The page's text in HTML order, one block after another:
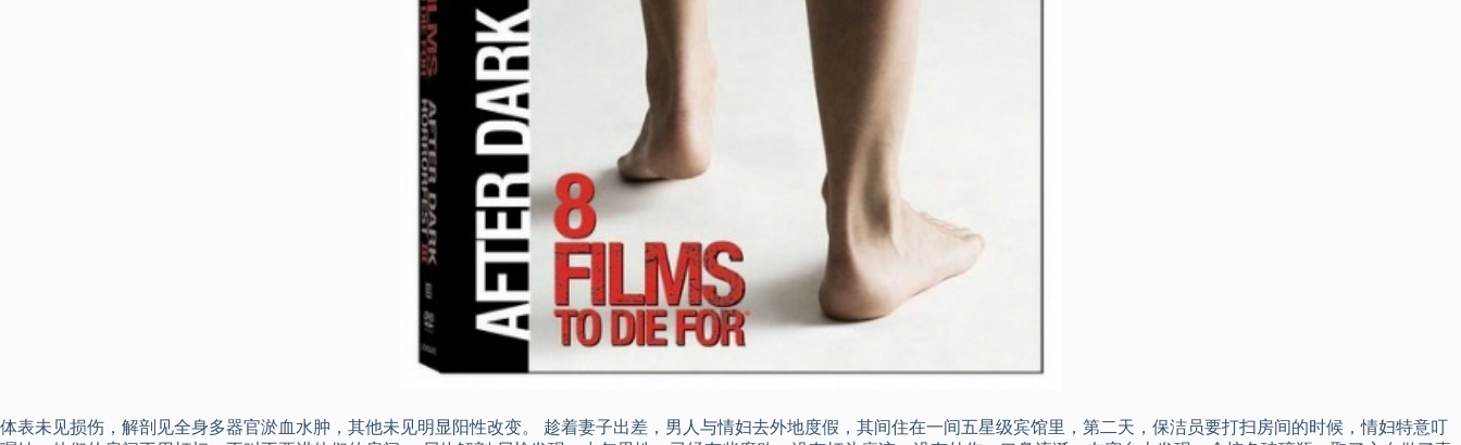
体表未见损伤，解剖见全身多器官淤血水肿，其他未见明显阳性改变。 趁着妻子出差，男人与情妇去外地度假，其间住在一间五星级宾馆里，第二天，保洁员要打扫房间的时候，情妇特意叮